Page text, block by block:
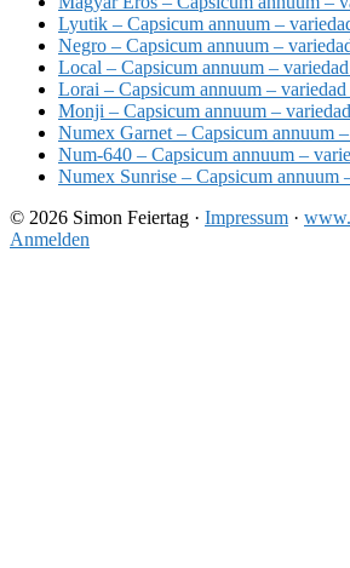
Lyutik – Capsicum annuum –
Negro – Capsicum annuum –
Local – Capsicum annuum –
Lorai – Capsicum annuum –
Monji – Capsicum annuum –
Numex Garnet – Capsicum annuum
Num-640 – Capsicum annuum –
Numex Sunrise – Capsicum annuum
© 2026 Simon Feiertag · Impressum ·
Anmelden